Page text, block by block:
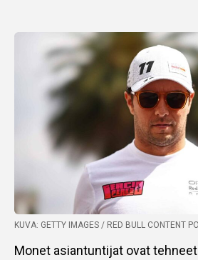
KUVA: GETTY IMAGES / RED BULL CONTENT
Monet asiantuntijat ovat